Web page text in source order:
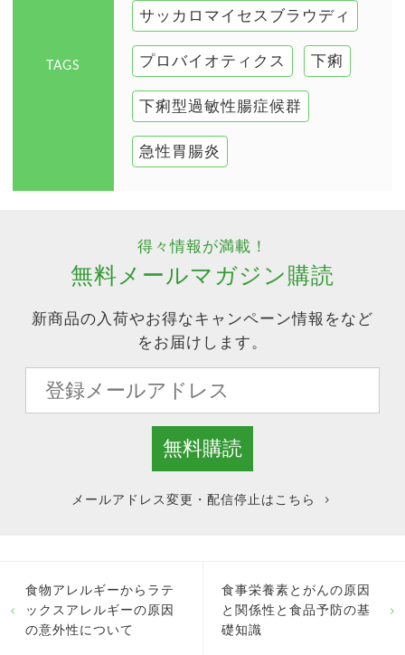
TAGS
サッカロマイセスブラウディ
プロバイオティクス 下痢
下痢型過敏性腸症候群
急性胃腸炎
得々情報が満載！
無料メールマガジン購読
新商品の入荷やお得なキャンペーン情報をなど
をお届けします。
メールアドレス変更・配信停止はこちら
食物アレルギーからラテ
ックスアレルギーの原因
の意外性について
食事栄養素とがんの原因
と関係性と食品予防の基
礎知識